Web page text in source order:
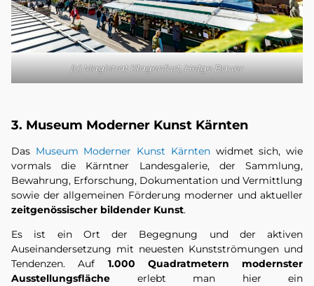
(c) Magistrat Klagenfurt, Helge Bauer
3. Museum Moderner Kunst Kärnten
Das Museum Moderner Kunst Kärntenwidmet sich, wie
vormals die Kärntner Landesgalerie, der Sammlung,
Bewahrung, Erforschung, Dokumentation und Vermittlung
sowie der allgemeinen Förderung moderner und aktueller
zeitgenössischer bildender Kunst.
Es ist ein Ort der Begegnung und der aktiven
Auseinandersetzung mit neuesten Kunstströmungen und
Tendenzen. Auf 1.000 Quadratmetern modernster
Ausstellungsfläche erlebt man hier ein